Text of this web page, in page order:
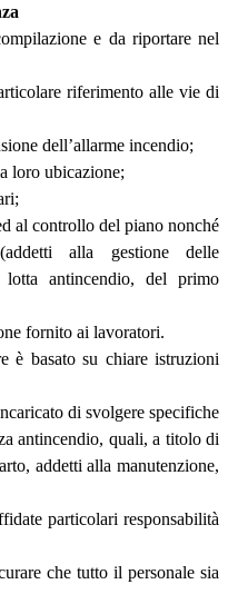
e da riportare nel
riferimento alle vie di
dell’allarme incendio;
loro ubicazione;
al controllo del piano nonché
(addetti alla gestione delle
lotta antincendio, del primo
fornito ai lavoratori.
è basato su chiare istruzioni
di svolgere specifiche
antincendio, quali, a titolo di
addetti alla manutenzione,
particolari responsabilità
che tutto il personale sia